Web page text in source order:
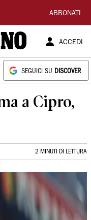
ABBONATI
ACCEDI
SEGUICI SU DISCOVER
a Cipro,
2 MINUTI DI LETTURA